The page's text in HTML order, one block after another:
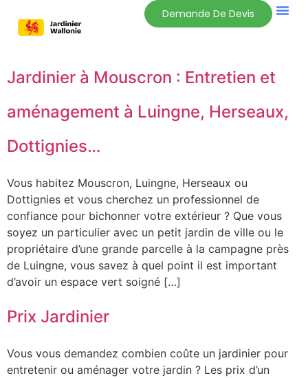
Demande De Devis
Jardinier à Mouscron : Entretien et
aménagement à Luingne, Herseaux,
Dottignies…
Vous habitez Mouscron, Luingne, Herseaux ou
Dottignies et vous cherchez un professionnel de
confiance pour bichonner votre extérieur ? Que vous
soyez un particulier avec un petit jardin de ville ou le
propriétaire d’une grande parcelle à la campagne près
de Luingne, vous savez à quel point il est important
d’avoir un espace vert soigné […]
Prix Jardinier
Vous vous demandez combien coûte un jardinier pour
entretenir ou aménager votre jardin ? Les prix d’un